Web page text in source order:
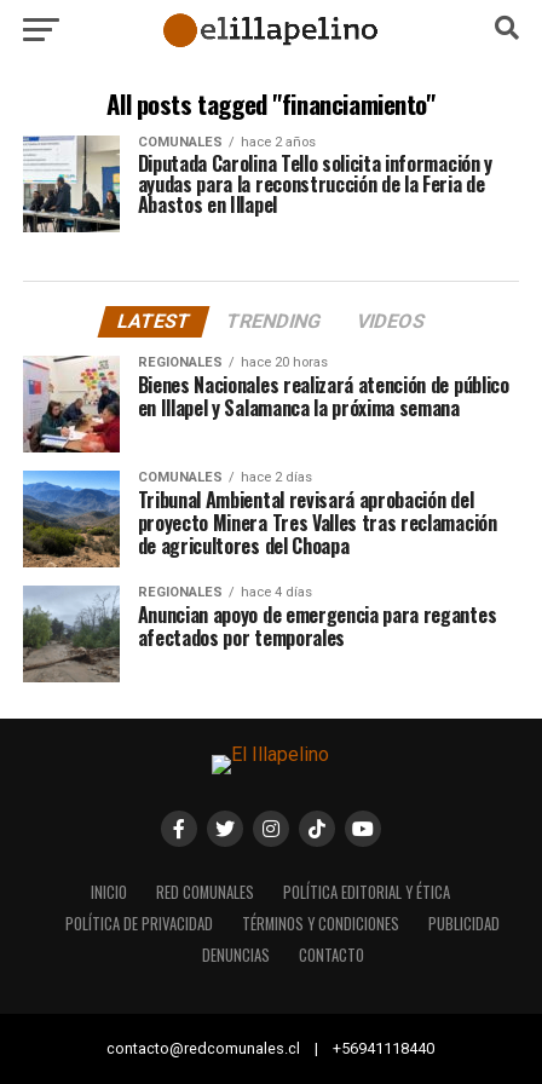
All posts tagged "financiamiento"
COMUNALES hace 2 años
Diputada Carolina Tello solicita información y
ayudas para la reconstrucción de la Feria de
Abastos en Illapel
LATEST TRENDING VIDEOS
REGIONALES hace 20 horas
Bienes Nacionales realizará atención de público
en Illapel y Salamanca la próxima semana
COMUNALES hace 2 días
Tribunal Ambiental revisará aprobación del
proyecto Minera Tres Valles tras reclamación
de agricultores del Choapa
REGIONALES hace 4 días
Anuncian apoyo de emergencia para regantes
afectados por temporales
INICIO RED COMUNALES
POLÍTICA EDITORIAL Y ÉTICA
POLÍTICA DE PRIVACIDAD
TÉRMINOS Y CONDICIONES
PUBLICIDAD
DENUNCIAS
CONTACTO
contacto@redcomunales.cl | +56941118440